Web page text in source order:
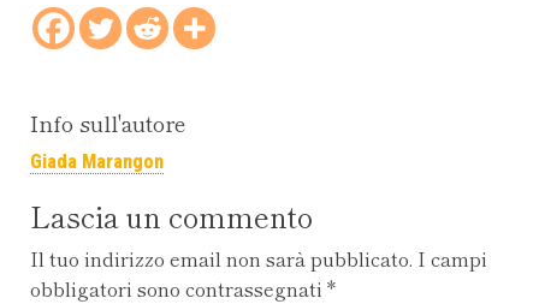
Info sull'autore
Giada Marangon
Lascia un commento
Il tuo indirizzo email non sarà pubblicato. I campi
obbligatori sono contrassegnati *